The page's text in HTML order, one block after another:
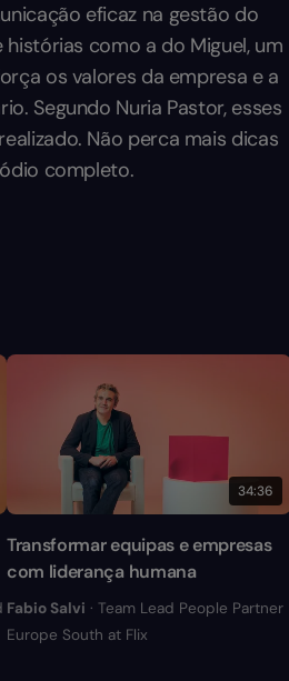
eficaz na gestão do
como a do Miguel, um
os valores da empresa e a
Segundo Nuria Pastor, esses
Não perca mais dicas
completo.
34:36
Transformar equipas e empresas
com liderança humana
Fabio Salvi · Team Lead People Partner
Europe South at Flix